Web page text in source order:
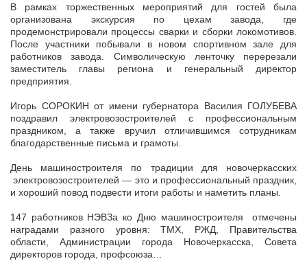
В рамках торжественных мероприятий для гостей была
организована экскурсия по цехам завода, где
продемонстрировали процессы сварки и сборки локомотивов.
После участники побывали в новом спортивном зале для
работников завода. Символическую ленточку перерезали
заместитель главы региона и генеральный директор
предприятия.
Игорь СОРОКИН от имени губернатора Василия ГОЛУБЕВА
поздравил электровозостроителей с профессиональным
праздником, а также вручил отличившимся сотрудникам
благодарственные письма и грамоты.
День машиностроителя по традиции для новочеркасских
электровозостроителей — это и профессиональный праздник,
и хороший повод подвести итоги работы и наметить планы.
147 работников НЭВЗа ко Дню машиностроителя отмечены
наградами разного уровня: ТМХ, РЖД, Правительства
области, Администрации города Новочеркасска, Совета
директоров города, профсоюза…